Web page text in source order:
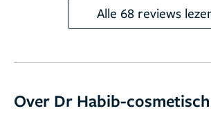
Alle 68 reviews
Over Dr Habib-